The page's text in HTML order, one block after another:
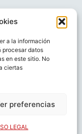
a la información
procesar datos
en este sitio. No
ciertas
preferencias
LEGAL